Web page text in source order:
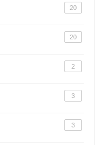
20
20
2
3
3